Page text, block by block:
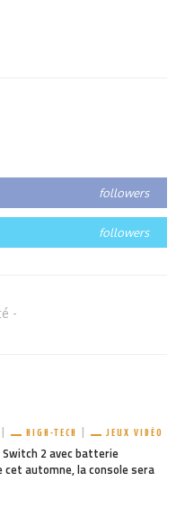
followers
followers
-
HIGH-TECH JEUX VIDÉO
Switch 2 avec batterie
cet automne, la console sera